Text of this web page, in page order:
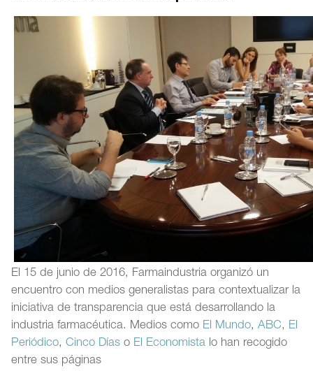
El 15 de junio de 2016, Farmaindustria organizó un
encuentro con medios generalistas para contextualizar la
iniciativa de transparencia que está desarrollando la
industria farmacéutica. Medios como El Mundo,ABC, El
Periódico,Cinco Días o El Economista lo han recogido
entre sus páginas